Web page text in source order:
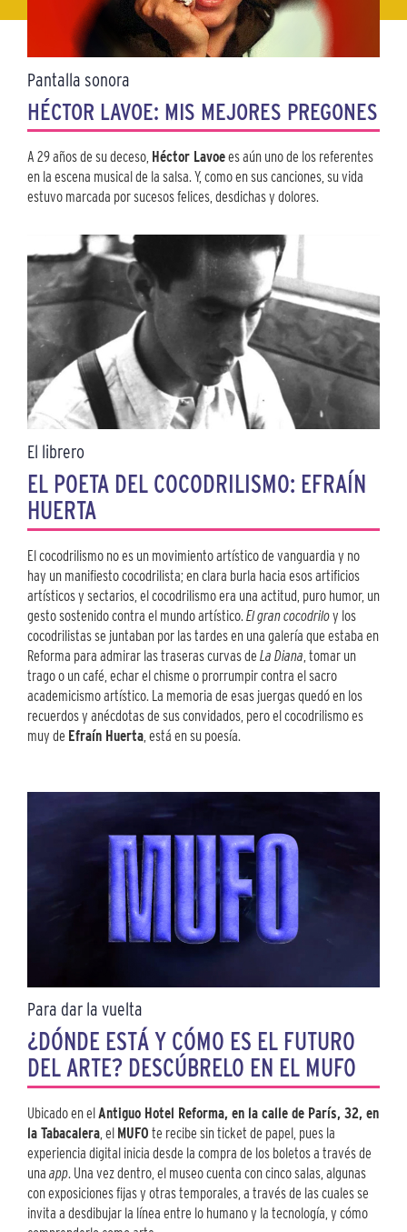
Pantalla sonora
HÉCTOR LAVOE: MIS MEJORES PREGONES
A 29 años de su deceso, Héctor Lavoees aún uno de los referentes
en la escena musical de la salsa. Y, como en sus canciones, su vida
estuvo marcada por sucesos felices, desdichas y dolores.
El librero
EL POETA DEL COCODRILISMO: EFRAÍN
HUERTA
El cocodrilismo no es un movimiento artístico de vanguardia y no
hay un manifiesto cocodrilista; en clara burla hacia esos artificios
artísticos y sectarios, el cocodrilismo era una actitud, puro humor, un
gesto sostenido contra el mundo artístico.El gran cocodriloy los
cocodrilistas se juntaban por las tardes en una galería que estaba en
Reforma para admirar las traseras curvas de La Diana, tomar un
trago o un café, echar el chisme o prorrumpir contra el sacro
academicismo artístico. La memoria de esas juergas quedó en los
recuerdos y anécdotas de sus convidados, pero el cocodrilismo es
muy de Efraín Huerta, está en su poesía.
Para dar la vuelta
¿DÓNDE ESTÁ Y CÓMO ES EL FUTURO
DEL ARTE? DESCÚBRELO EN EL MUFO
Ubicado en elAntiguo Hotel Reforma, en la calle de París, 32, en
la Tabacalera, el MUFO te recibe sin ticket de papel, pues la
experiencia digital inicia desde la compra de los boletos a través de
una app. Una vez dentro, el museo cuenta con cinco salas, algunas
con exposiciones fijas y otras temporales, a través de las cuales se
invita a desdibujar la línea entre lo humano y la tecnología, y cómo